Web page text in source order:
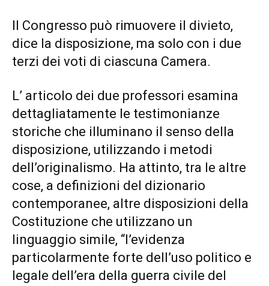
Il Congresso può rimuovere il divieto,
dice la disposizione, ma solo con i due
terzi dei voti di ciascuna Camera.
L’ articolo dei due professori esamina
dettagliatamente le testimonianze
storiche che illuminano il senso della
disposizione, utilizzando i metodi
dell’originalismo. Ha attinto, tra le altre
cose, a definizioni del dizionario
contemporanee, altre disposizioni della
Costituzione che utilizzano un
linguaggio simile, “l’evidenza
particolarmente forte dell’uso politico e
legale dell’era della guerra civile del